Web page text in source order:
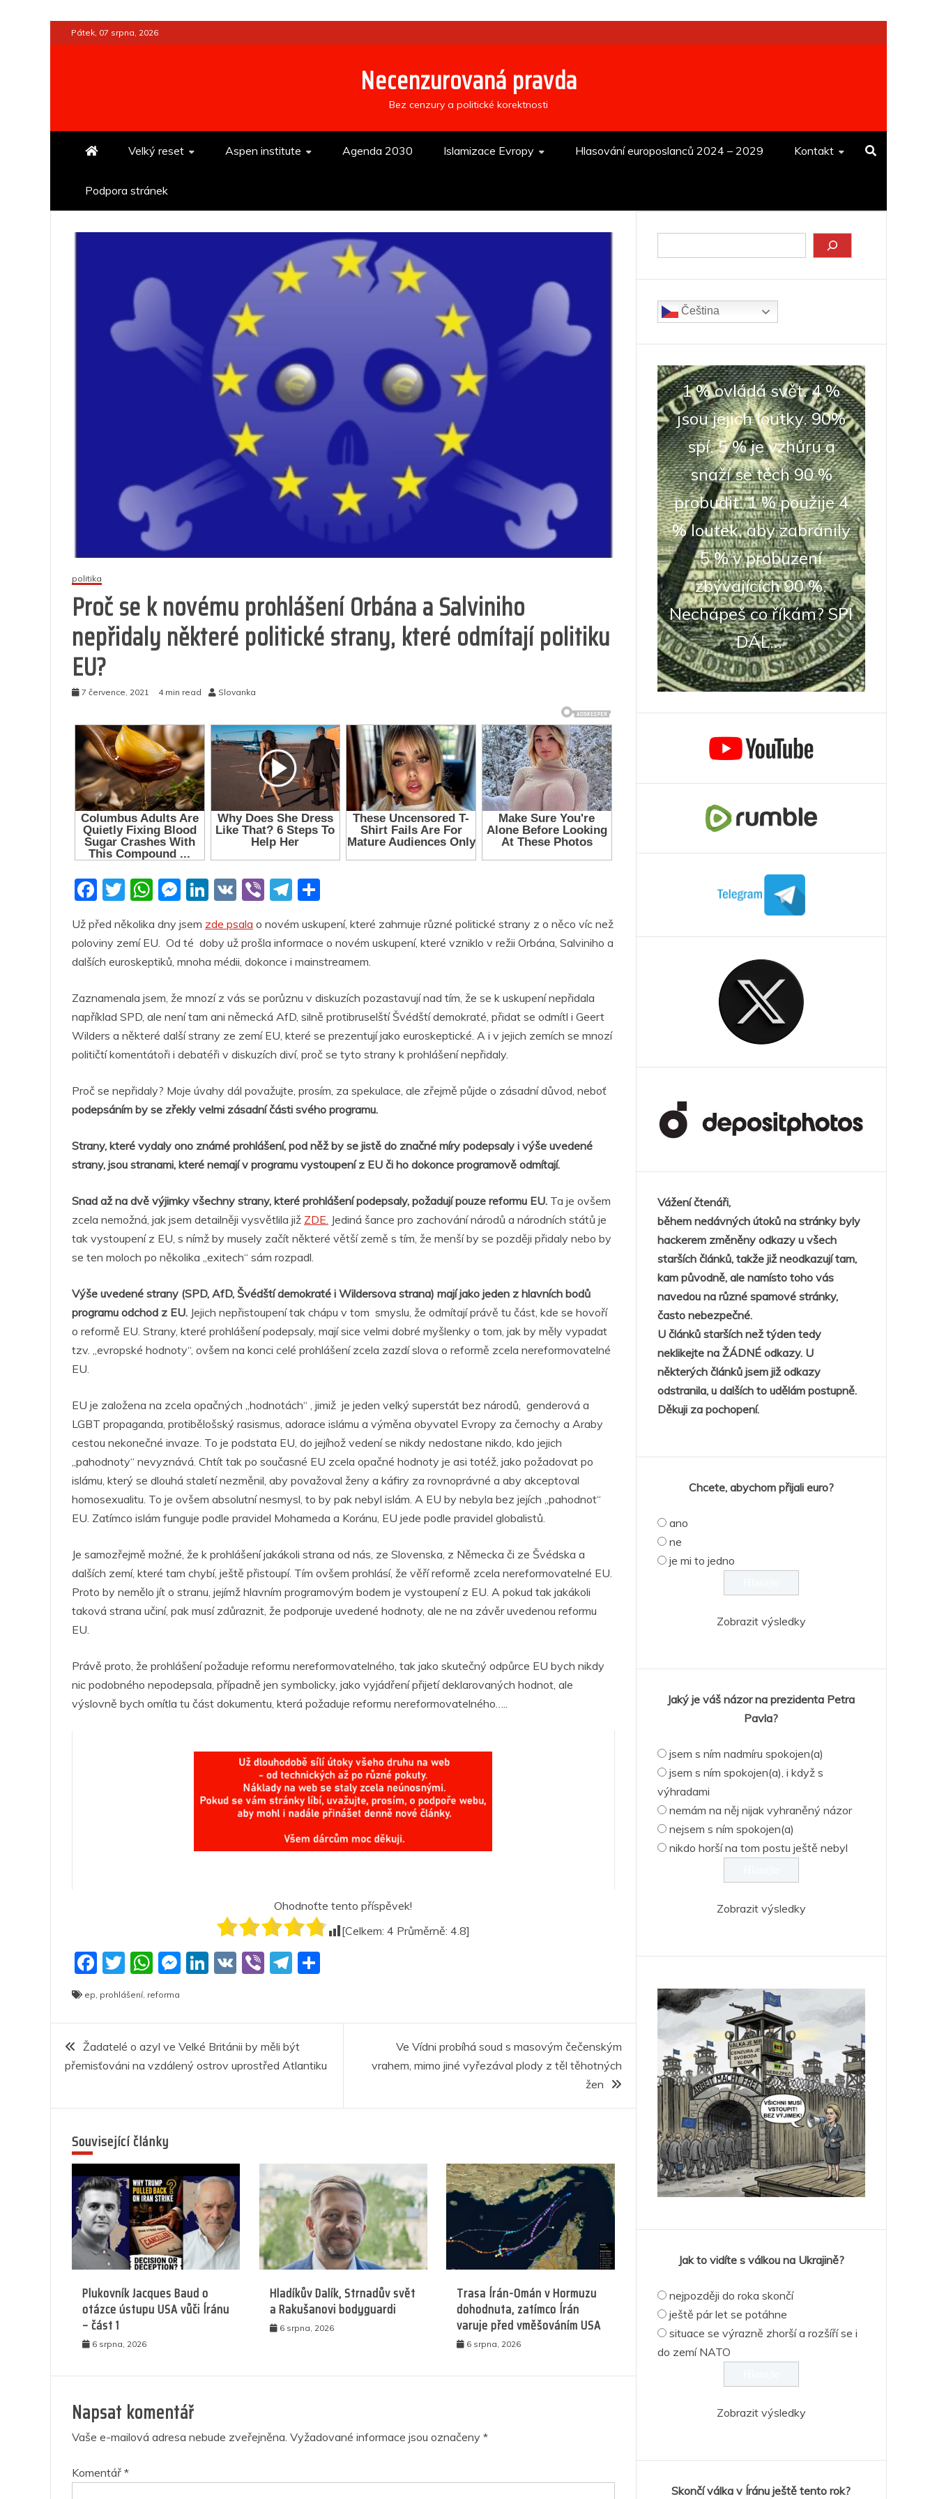
to
Pátek, 07 srpna, 2026
Necenzurovaná pravda
Bez cenzury a politické korektnosti
Velký reset Aspen institute Agenda 2030 Islamizace Evropy Hlasování europoslanců 2024 – 2029 Kontakt
Podpora stránek
politika
Proč se k novému prohlášení Orbána a Salviniho
nepřidaly některé politické strany, které odmítají politiku
EU?
7 července, 2021 4 min read Slovanka
F
a
c
e
o
o
k
T
w
itt
er
W
at
s
p
p
M
ss
e
g
er
Li
k
e
n
V
Vi
er
T
e
gr
m
ar
e
Už před několika dny jsem zde psala o novém uskupení, které zahrnuje různé politické strany z o něco víc než
poloviny zemí EU. Od té doby už prošla informace o novém uskupení, které vzniklo v režii Orbána, Salviniho a
dalších euroskeptiků, mnoha médii, dokonce i mainstreamem.
Zaznamenala jsem, že mnozí z vás se porůznu v diskuzích pozastavují nad tím, že se k uskupení nepřidala
například SPD, ale není tam ani německá AfD, silně protibruselští Švédští demokraté, přidat se odmítl i Geert
Wilders a některé další strany ze zemí EU, které se prezentují jako euroskeptické. A i v jejich zemích se mnozí
političtí komentátoři i debatéři v diskuzích diví, proč se tyto strany k prohlášení nepřidaly.
Proč se nepřidaly? Moje úvahy dál považujte, prosím, za spekulace, ale zřejmě půjde o zásadní důvod, neboť
podepsáním by se zřekly velmi zásadní části svého programu.
Strany, které vydaly ono známé prohlášení, pod něž by se jistě do značné míry podepsaly i výše uvedené
strany, jsou stranami, které nemají v programu vystoupení z EU či ho dokonce programově odmítají.
Snad až na dvě výjimky všechny strany, které prohlášení podepsaly, požadují pouze reformu EU. Ta je ovšem
zcela nemožná, jak jsem detailněji vysvětlila již ZDE. Jediná šance pro zachování národů a národních států je
tak vystoupení z EU, s nímž by musely začít některé větší země s tím, že menší by se později přidaly nebo by
se ten moloch po několika „exitech“ sám rozpadl.
Výše uvedené strany (SPD, AfD, Švédští demokraté i Wildersova strana) mají jako jeden z hlavních bodů
programu odchod z EU. Jejich nepřistoupení tak chápu v tom smyslu, že odmítají právě tu část, kde se hovoří
o reformě EU. Strany, které prohlášení podepsaly, mají sice velmi dobré myšlenky o tom, jak by měly vypadat
tzv. „evropské hodnoty“, ovšem na konci celé prohlášení zcela zazdí slova o reformě zcela nereformovatelné
EU.
EU je založena na zcela opačných „hodnotách“ , jimiž je jeden velký superstát bez národů, genderová a
LGBT propaganda, protibělošský rasismus, adorace islámu a výměna obyvatel Evropy za černochy a Araby
cestou nekonečné invaze. To je podstata EU, do jejíhož vedení se nikdy nedostane nikdo, kdo jejich
„pahodnoty“ nevyznává. Chtít tak po současné EU zcela opačné hodnoty je asi totéž, jako požadovat po
islámu, který se dlouhá staletí nezměnil, aby považoval ženy a káfiry za rovnoprávné a aby akceptoval
homosexualitu. To je ovšem absolutní nesmysl, to by pak nebyl islám. A EU by nebyla bez jejích „pahodnot“
EU. Zatímco islám funguje podle pravidel Mohameda a Koránu, EU jede podle pravidel globalistů.
Je samozřejmě možné, že k prohlášení jakákoli strana od nás, ze Slovenska, z Německa či ze Švédska a
dalších zemí, které tam chybí, ještě přistoupí. Tím ovšem prohlásí, že věří reformě zcela nereformovatelné EU.
Proto by nemělo jít o stranu, jejímž hlavním programovým bodem je vystoupení z EU. A pokud tak jakákoli
taková strana učiní, pak musí zdůraznit, že podporuje uvedené hodnoty, ale ne na závěr uvedenou reformu
EU.
Právě proto, že prohlášení požaduje reformu nereformovatelného, tak jako skutečný odpůrce EU bych nikdy
nic podobného nepodepsala, případně jen symbolicky, jako vyjádření přijetí deklarovaných hodnot, ale
výslovně bych omítla tu část dokumentu, která požaduje reformu nereformovatelného…..
Ohodnoťte tento příspěvek!
[Celkem:4 Průměrně:4.8]
F
c
e
b
o
T
w
itt
er
W
h
s
A
p
M
e
n
g
Li
e
dI
n
V
Vi T
gr
a
m
e
ep, prohlášení, reforma
Navigace
pro
příspěvek
Žadatelé o azyl ve Velké Británii by měli být
přemisťováni na vzdálený ostrov uprostřed Atlantiku
Ve Vídni probíhá soud s masovým čečenským
vrahem, mimo jiné vyřezával plody z těl těhotných
žen
Související články
Plukovník Jacques Baud o
otázce ústupu USA vůči Íránu
– část 1
6 srpna, 2026
Hladíkův Dalík, Strnadův svět
a Rakušanovi bodyguardi
6 srpna, 2026
Trasa Írán-Omán v Hormuzu
dohodnuta, zatímco Írán
varuje před vměšováním USA
6 srpna, 2026
Napsat komentář
Vaše e-mailová adresa nebude zveřejněna. Vyžadované informace jsou označeny *
Komentář *
Čeština‎
1 % ovládá svět. 4 %
jsou jejich loutky. 90%
spí. 5 % je vzhůru a
snaží se těch 90 %
probudit. 1 % použije 4
% loutek, aby zabránily
5 % v probuzení
zbývajících 90 %.
Nechápeš co říkám? SPI
DÁL...
Vážení čtenáři,
během nedávných útoků na stránky byly
hackerem změněny odkazy u všech
starších článků, takže již neodkazují tam,
kam původně, ale namísto toho vás
navedou na různé spamové stránky,
často nebezpečné.
U článků starších než týden tedy
neklikejte na ŽÁDNÉ odkazy. U
některých článků jsem již odkazy
odstranila, u dalších to udělám postupně.
Děkuji za pochopení.
Chcete, abychom přijali euro?
ano
ne
je mi to jedno
Zobrazit výsledky
Jaký je váš názor na prezidenta Petra
Pavla?
jsem s ním nadmíru spokojen(a)
jsem s ním spokojen(a), i když s
výhradami
nemám na něj nijak vyhraněný názor
nejsem s ním spokojen(a)
nikdo horší na tom postu ještě nebyl
Zobrazit výsledky
Jak to vidíte s válkou na Ukrajině?
nejpozději do roka skončí
ještě pár let se potáhne
situace se výrazně zhorší a rozšíří se i
do zemí NATO
Zobrazit výsledky
Skončí válka v Íránu ještě tento rok?